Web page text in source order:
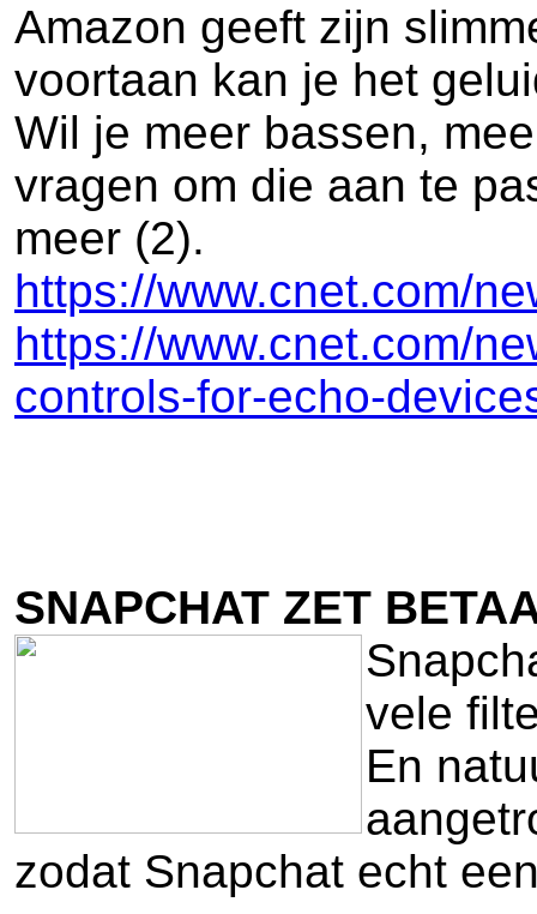
Amazon geeft zijn
voortaan kan je het
Wil je meer bassen,
vragen om die aan te
meer (2).
https://www.cnet.com/
https://www.cnet.com/
controls-for-echo-
SNAPCHAT ZET
vele
En
zodat Snapchat echt